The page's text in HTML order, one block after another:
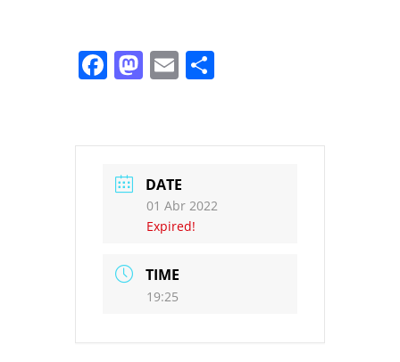
Facebook
Mastodon
Email
DATE
01 Abr 2022
Expired!
TIME
19:25